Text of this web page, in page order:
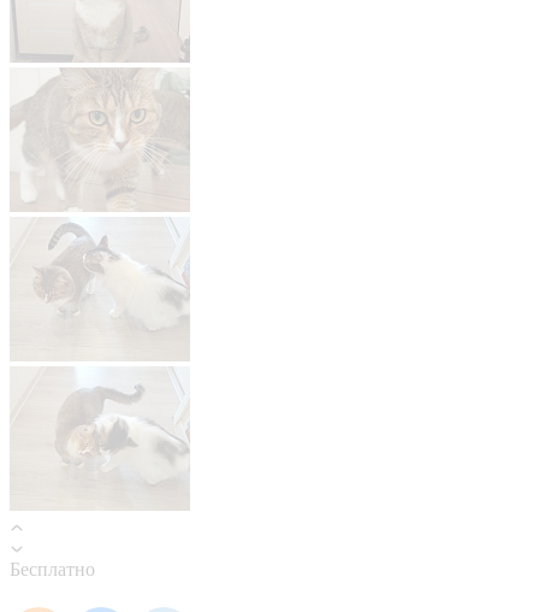
Бесплатно